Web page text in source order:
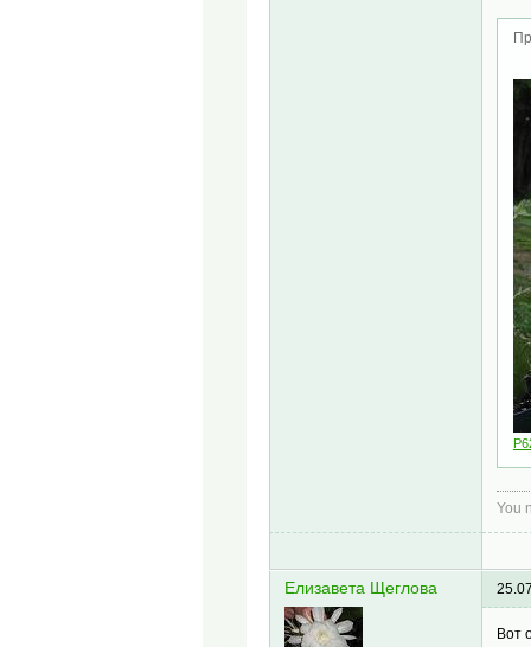
You
Елизавета Щеглова
Вот